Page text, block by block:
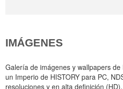
IMÁGENES
Galería de imágenes y wallpapers
un Imperio de HISTORY para PC,
resoluciones y en alta definición (HD).